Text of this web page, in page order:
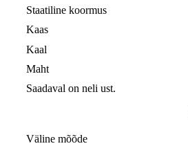
Staatiline koormus
Kaas
Kaal
Maht
Saadaval on neli ust.
Väline mõõde